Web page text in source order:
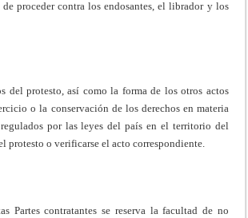
de proceder contra los endosantes, el librador y los
del protesto, así como la forma de los otros actos
o la conservación de los derechos en materia
regulados por las leyes del país en el territorio del
protesto o verificarse el acto correspondiente.
Partes contratantes se reserva la facultad de no